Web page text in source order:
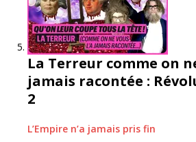
La Terreur comme on
jamais racontée :
2
L’Empire n’a jamais pris fin